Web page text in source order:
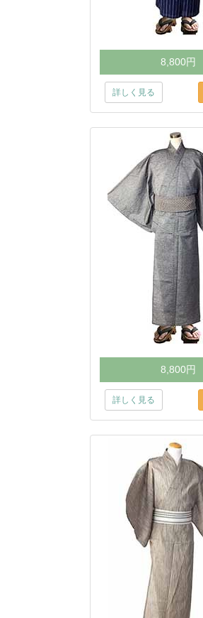
8,800円
詳しく見る
8,800円
詳しく見る